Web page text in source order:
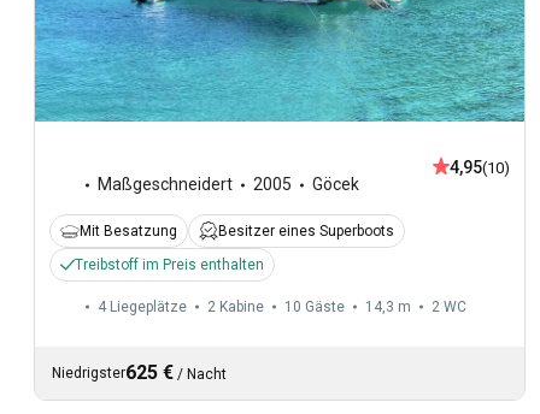
Maßgeschneidert 2005 Göcek
4,95(10)
Mit Besatzung
Besitzer eines Superboots
Treibstoff im Preis enthalten
4 Liegeplätze 2 Kabine 10 Gäste 14,3 m 2 WC
Niedrigster625 € / Nacht